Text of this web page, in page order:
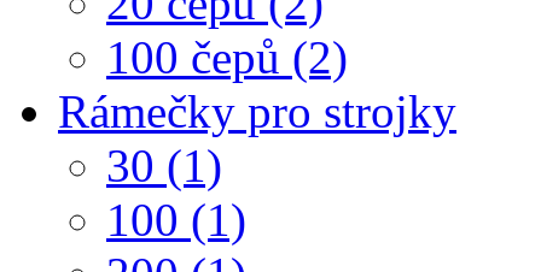
100 čepů (2)
Rámečky pro strojky
30 (1)
100 (1)